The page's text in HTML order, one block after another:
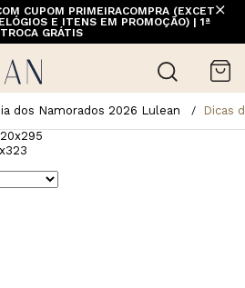
CUPOM PRIMEIRACOMPRA (EXCETO
E ITENS EM PROMOÇÃO) | 1ª
TROCA GRÁTIS
dos Namorados 2026 Lulean Dicas